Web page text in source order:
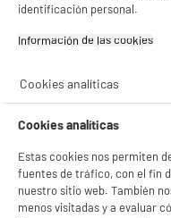
Rechazar todas
- compartir contenido adaptado
- facilitar el intercambio de
- analizar el tráfico en nuestro
Consulta la política de cookies.
identificación personal.
Información de las cookies‎
Cookies analíticas
Cookies analíticas
Estas cookies nos permiten
fuentes de tráfico, con el fin
nuestro sitio web. También
menos visitadas y a evaluar